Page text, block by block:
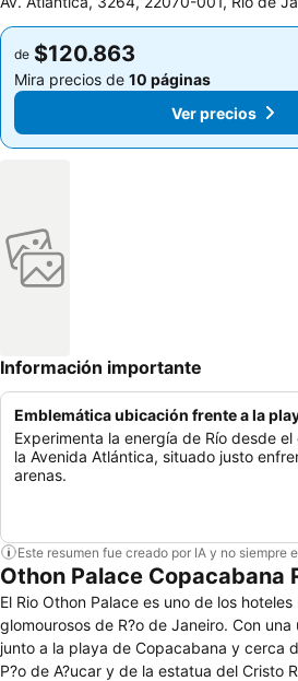
de $120.863
Mira precios de 10 páginas
Ver precios
de $120.863
Mira precios de 10 páginas
Ver precios
Información importante
Emblemática ubicación frente a la
Experimenta la energía de Río desde
la Avenida Atlántica, situado justo
arenas.
Este resumen fue creado por IA y no siempre
Othon Palace Copacabana
El Rio Othon Palace es uno de los
glomourosos de R?o de Janeiro. Con
junto a la playa de Copacabana y cerca
P?o de A?ucar y de la estatua del Cristo